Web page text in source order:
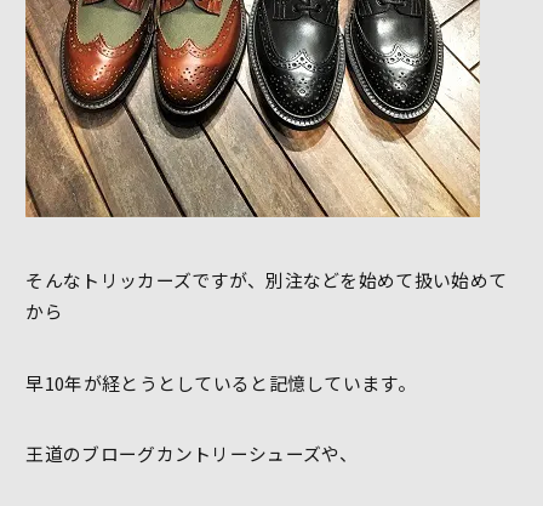
そんなトリッカーズですが、別注などを始めて扱い始めて
から
早10年が経とうとしていると記憶しています。
王道のブローグカントリーシューズや、